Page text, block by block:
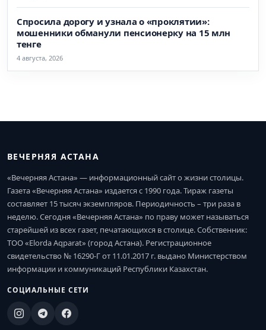
Спросила дорогу и узнала о «проклятии»:
мошенники обманули пенсионерку на 15 млн
тенге
4 августа, 2026
ВЕЧЕРНЯЯ АСТАНА
«Вечерняя Астана» — информационный сайт о жизни столицы.
Газета «Вечерняя Астана» издается с 1990 года. Тираж газеты
составляет 15 тысяч экземпляров. Периодичность – три раза в
неделю. Сегодня «Вечерняя Астана» по праву может называться
старейшей из всех газет, печатающихся в столице. Собственник:
ТОО «Elorda Aqparat» (город Астана). Регистрационное
свидетельство № 16290-Г от 11.01.2017 г. выдано Министерством
информации и коммуникаций Республики Казахстан.
СОЦИАЛЬНЫЕ СЕТИ